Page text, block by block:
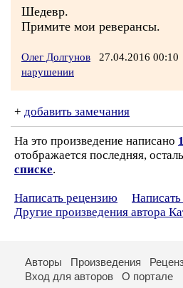
Шедевр.
Примите мои реверансы.
Олег Долгунов 27.04.2016 00:10
нарушении
+ добавить замечания
На это произведение написано
отображается последняя,
списке.
Написать рецензию
Другие произведения автора
Авторы Произведения
Вход для авторов
О портале